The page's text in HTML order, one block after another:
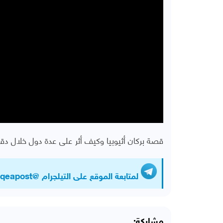
قصة بركان أثيوبيا وكيف أثر على عدة دول خلال
لمتابعة الموقع على التيلجرام @Almawqeapost